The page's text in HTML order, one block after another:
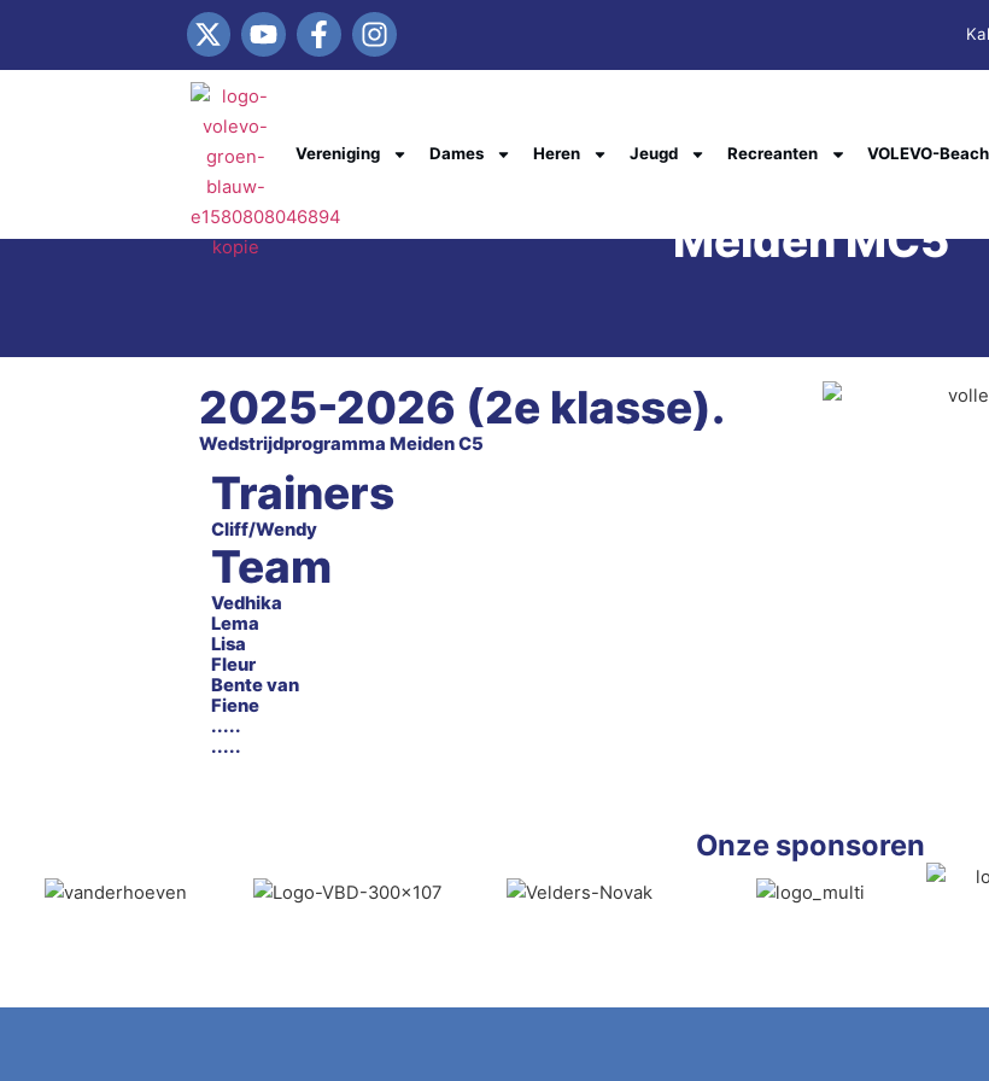
Vereniging Dames Heren Jeugd Recreanten VOLEVO-Beach
Meiden MC5
2025-2026 (2e klasse).
Wedstrijdprogramma Meiden C5
Trainers
Cliff/Wendy
Team
Vedhika
Lema
Lisa
Fleur
Bente van
Fiene
.....
.....
Onze sponsoren